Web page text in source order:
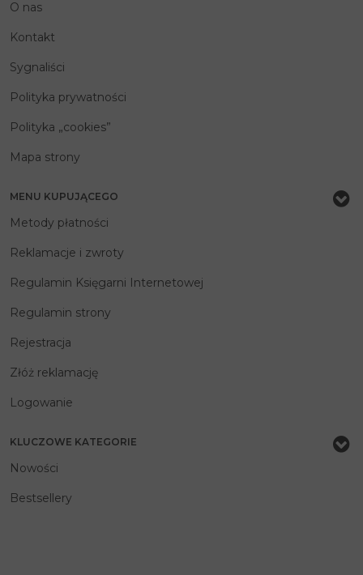
O nas
Kontakt
Sygnaliści
Polityka prywatności
Polityka „cookies”
Mapa strony
MENU KUPUJĄCEGO
Metody płatności
Reklamacje i zwroty
Regulamin Księgarni Internetowej
Regulamin strony
Rejestracja
Złóż reklamację
Logowanie
KLUCZOWE KATEGORIE
Nowości
Bestsellery